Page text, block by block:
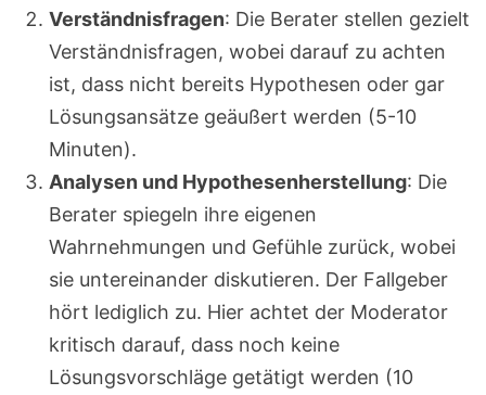
Verständnisfragen: Die Berater stellen gezielt
Verständnisfragen, wobei darauf zu achten
ist, dass nicht bereits Hypothesen oder gar
Lösungsansätze geäußert werden (5-10
Minuten).
Analysen und Hypothesenherstellung: Die
Berater spiegeln ihre eigenen
Wahrnehmungen und Gefühle zurück, wobei
sie untereinander diskutieren. Der Fallgeber
hört lediglich zu. Hier achtet der Moderator
kritisch darauf, dass noch keine
Lösungsvorschläge getätigt werden (10